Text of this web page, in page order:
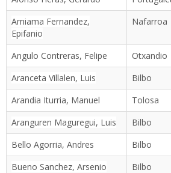
Amiama Fernandez,
Epifanio
Nafarroa
Angulo Contreras, Felipe Otxandio
Aranceta Villalen, Luis
Bilbo
Arandia Iturria, Manuel
Tolosa
Aranguren Maguregui, Luis
Bilbo
Bello Agorria, Andres
Bilbo
Bueno Sanchez, Arsenio
Bilbo